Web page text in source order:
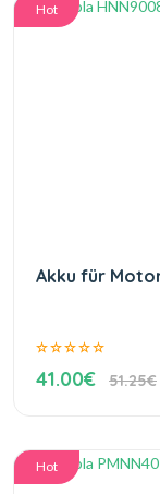
Hot
Akku für
41.00€ 51.25€
Hot